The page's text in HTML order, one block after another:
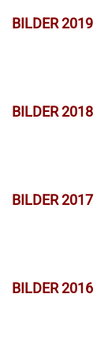
BILDER 2019
BILDER 2018
BILDER 2017
BILDER 2016